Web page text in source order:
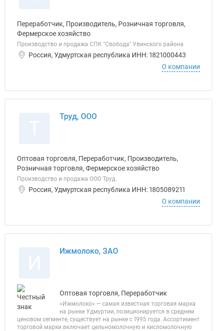
Переработчик, Производитель, Розничная торговля,
Фермерское хозяйство
Производство и продажа СПК "Свобода" Увинского района
Россия, Удмуртская республика ИНН: 1821000443
О компании
Труд, ООО
Оптовая торговля, Переработчик, Производитель,
Розничная торговля, Фермерское хозяйство
Производство и продажа ООО Труд.
Россия, Удмуртская республика ИНН: 1805089211
О компании
Ижмолоко, ЗАО
Оптовая торговля, Переработчик
«Ижмолоко» — самая известная торговая марка
на рынке Удмуртии, позиционируется в среднем
ценовом сегменте, существует на рынке с 1995 года. Ассортимент
торговой марки включает цельномолочную и кисломолочную